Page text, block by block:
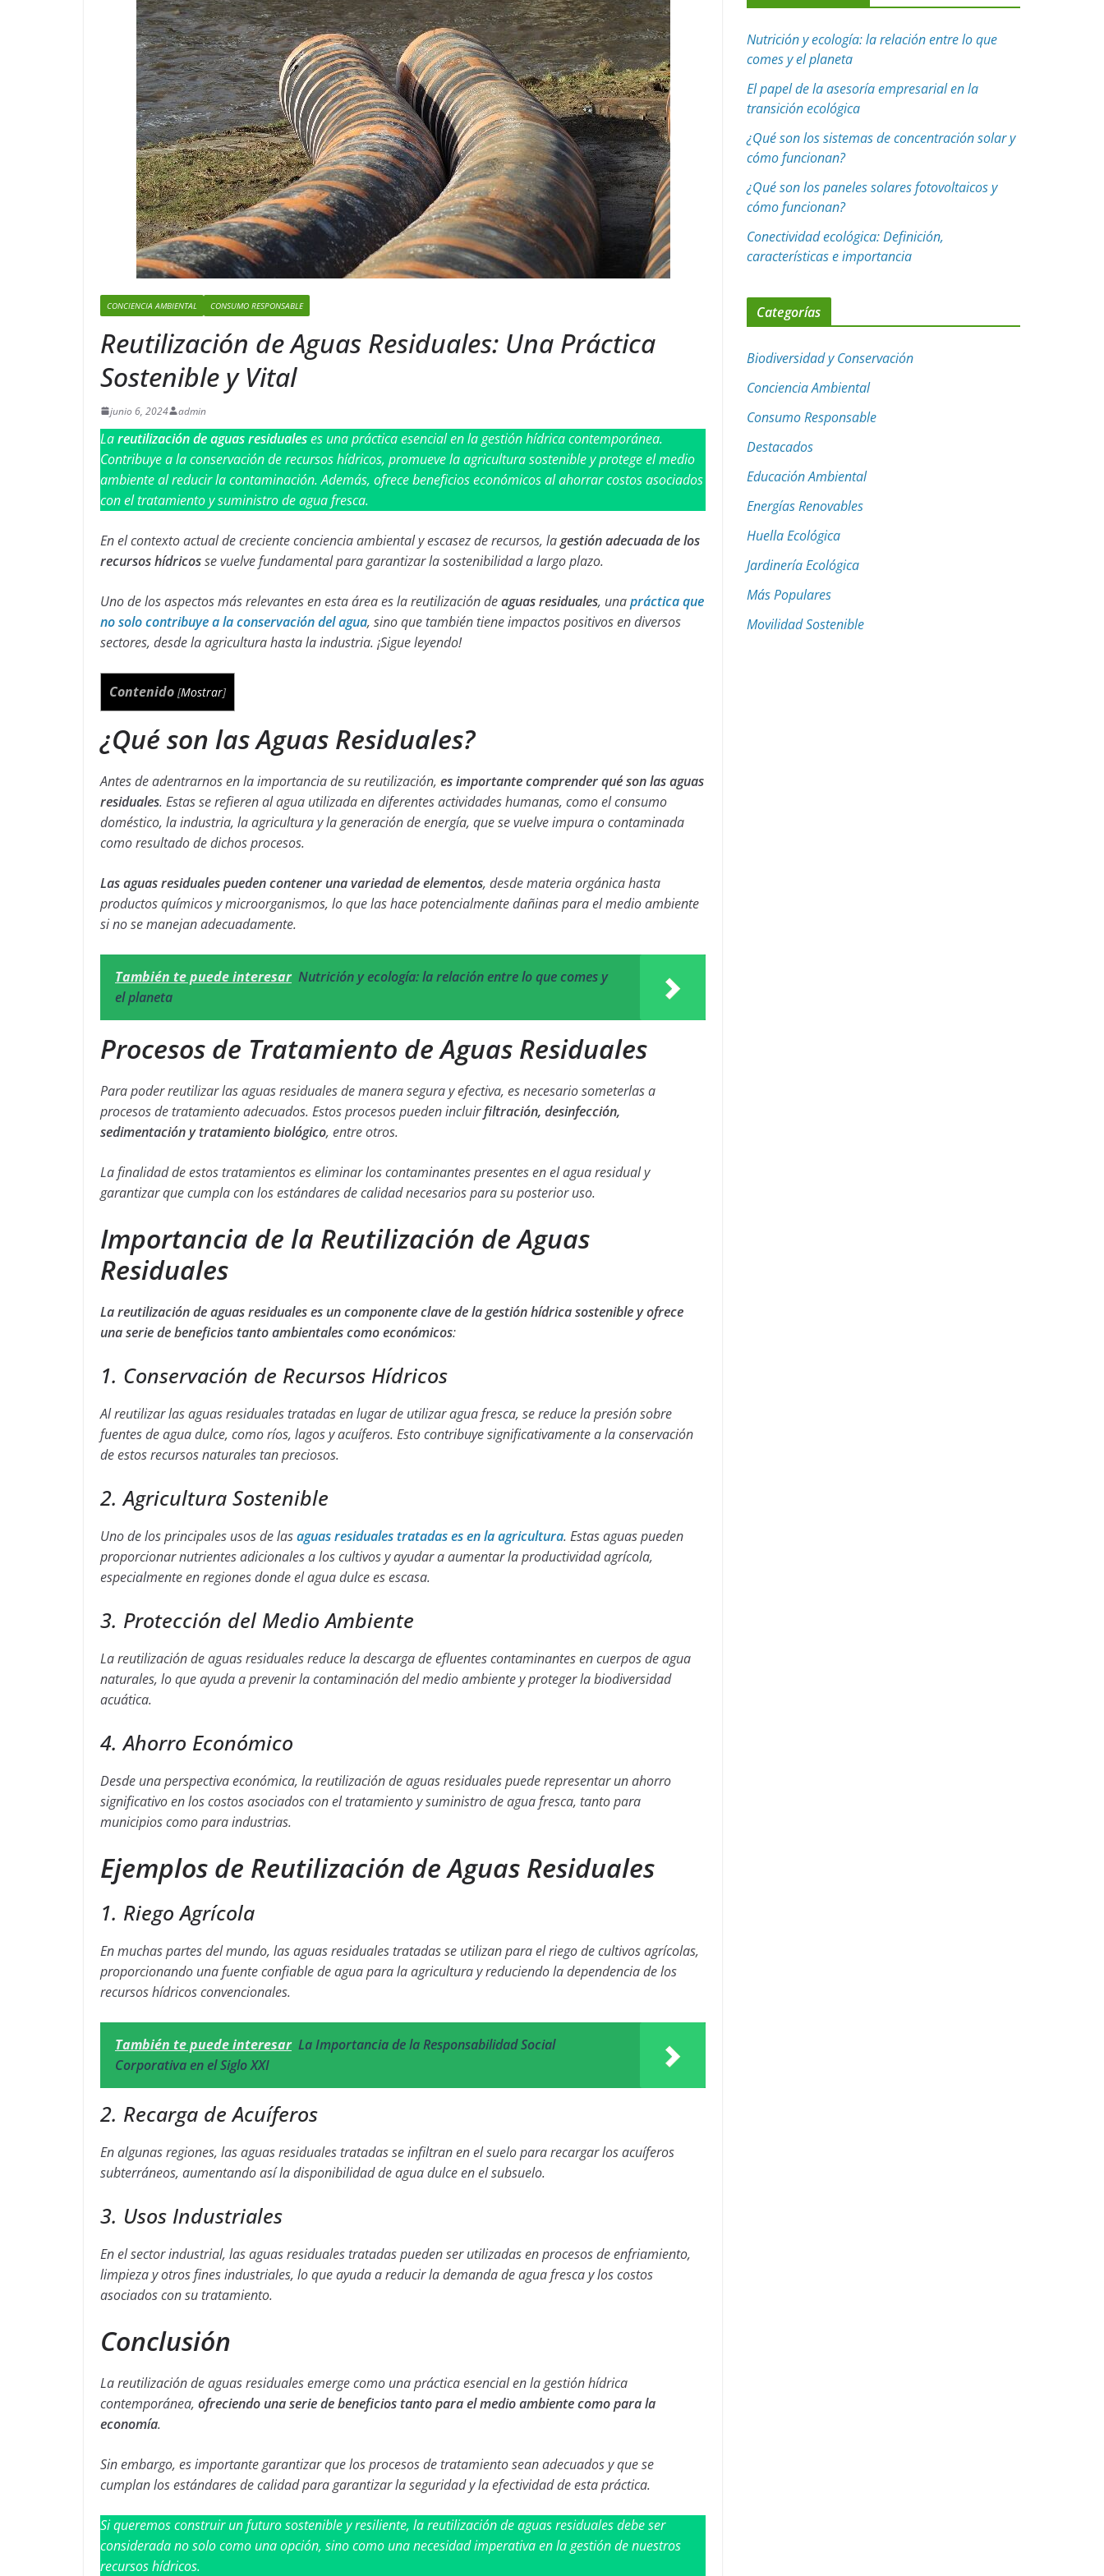
CONCIENCIA AMBIENTAL CONSUMO RESPONSABLE
Reutilización de Aguas Residuales: Una Práctica
Sostenible y Vital
junio 6, 2024 admin
Lareutilización de aguas residualeses una práctica esencial en la gestión hídrica contemporánea.
Contribuye a la conservación de recursos hídricos, promueve la agricultura sostenible y protege el medio
ambiente al reducir la contaminación. Además, ofrece beneficios económicos al ahorrar costos asociados
con el tratamiento y suministro de agua fresca.
En el contexto actual de creciente conciencia ambiental y escasez de recursos, lagestión adecuada de los
recursos hídricosse vuelve fundamental para garantizar la sostenibilidad a largo plazo.
Uno de los aspectos más relevantes en esta área es la reutilización deaguas residuales, unapráctica que
no solo contribuye a la conservación del agua, sino que también tiene impactos positivos en diversos
sectores, desde la agricultura hasta la industria. ¡Sigue leyendo!
Contenido [Mostrar]
¿Qué son las Aguas Residuales?
Antes de adentrarnos en la importancia de su reutilización, es importante comprender qué son las aguas
residuales. Estas se refieren al agua utilizada en diferentes actividades humanas, como el consumo
doméstico, la industria, la agricultura y la generación de energía, que se vuelve impura o contaminada
como resultado de dichos procesos.
Las aguas residuales pueden contener una variedad de elementos, desde materia orgánica hasta
productos químicos y microorganismos, lo que las hace potencialmente dañinas para el medio ambiente
si no se manejan adecuadamente.
También te puede interesar Nutrición y ecología: la relación entre lo que comes y
el planeta
Procesos de Tratamiento de Aguas Residuales
Para poder reutilizar las aguas residuales de manera segura y efectiva, es necesario someterlas a
procesos de tratamiento adecuados. Estos procesos pueden incluirfiltración, desinfección,
sedimentación y tratamiento biológico, entre otros.
La finalidad de estos tratamientos es eliminar los contaminantes presentes en el agua residual y
garantizar que cumpla con los estándares de calidad necesarios para su posterior uso.
Importancia de la Reutilización de Aguas
Residuales
La reutilización de aguas residuales es un componente clave de la gestión hídrica sostenible y ofrece
una serie de beneficios tanto ambientales como económicos:
1. Conservación de Recursos Hídricos
Al reutilizar las aguas residuales tratadas en lugar de utilizar agua fresca, se reduce la presión sobre
fuentes de agua dulce, como ríos, lagos y acuíferos. Esto contribuye significativamente a la conservación
de estos recursos naturales tan preciosos.
2. Agricultura Sostenible
Uno de los principales usos de lasaguas residuales tratadas es en la agricultura. Estas aguas pueden
proporcionar nutrientes adicionales a los cultivos y ayudar a aumentar la productividad agrícola,
especialmente en regiones donde el agua dulce es escasa.
3. Protección del Medio Ambiente
La reutilización de aguas residuales reduce la descarga de efluentes contaminantes en cuerpos de agua
naturales, lo que ayuda a prevenir la contaminación del medio ambiente y proteger la biodiversidad
acuática.
4. Ahorro Económico
Desde una perspectiva económica, la reutilización de aguas residuales puede representar un ahorro
significativo en los costos asociados con el tratamiento y suministro de agua fresca, tanto para
municipios como para industrias.
Ejemplos de Reutilización de Aguas Residuales
1. Riego Agrícola
En muchas partes del mundo, las aguas residuales tratadas se utilizan para el riego de cultivos agrícolas,
proporcionando una fuente confiable de agua para la agricultura y reduciendo la dependencia de los
recursos hídricos convencionales.
También te puede interesar La Importancia de la Responsabilidad Social
Corporativa en el Siglo XXI
2. Recarga de Acuíferos
En algunas regiones, las aguas residuales tratadas se infiltran en el suelo para recargar los acuíferos
subterráneos, aumentando así la disponibilidad de agua dulce en el subsuelo.
3. Usos Industriales
En el sector industrial, las aguas residuales tratadas pueden ser utilizadas en procesos de enfriamiento,
limpieza y otros fines industriales, lo que ayuda a reducir la demanda de agua fresca y los costos
asociados con su tratamiento.
Conclusión
La reutilización de aguas residuales emerge como una práctica esencial en la gestión hídrica
contemporánea, ofreciendo una serie de beneficios tanto para el medio ambiente como para la
economía.
Sin embargo, es importante garantizar que los procesos de tratamiento sean adecuados y que se
cumplan los estándares de calidad para garantizar la seguridad y la efectividad de esta práctica.
Si queremos construir un futuro sostenible y resiliente, la reutilización de aguas residuales debe ser
considerada no solo como una opción, sino como una necesidad imperativa en la gestión de nuestros
recursos hídricos.
Nutrición y ecología: la relación entre lo que
comes y el planeta
El papel de la asesoría empresarial en la
transición ecológica
¿Qué son los sistemas de concentración solar y
cómo funcionan?
¿Qué son los paneles solares fotovoltaicos y
cómo funcionan?
Conectividad ecológica: Definición,
características e importancia
Categorías
Biodiversidad y Conservación
Conciencia Ambiental
Consumo Responsable
Destacados
Educación Ambiental
Energías Renovables
Huella Ecológica
Jardinería Ecológica
Más Populares
Movilidad Sostenible